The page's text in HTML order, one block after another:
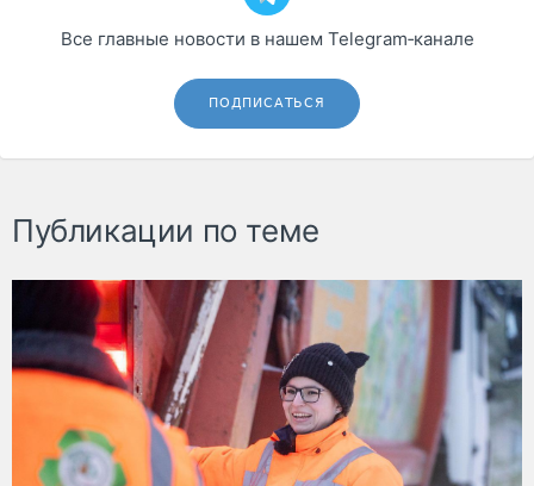
Все главные новости в нашем Telegram‑канале
ПОДПИСАТЬСЯ
Публикации по теме